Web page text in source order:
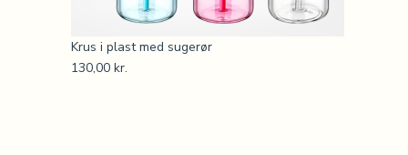
Krus i plast med sugerør
130,00 kr.